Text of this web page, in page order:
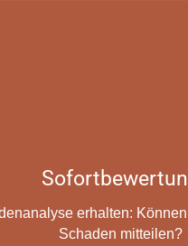
erhalten:
Schaden mitteilen?